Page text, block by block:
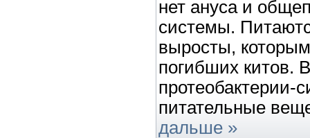
нет ануса и
системы.
выросты,
погибших китов.
питательные
дальше »